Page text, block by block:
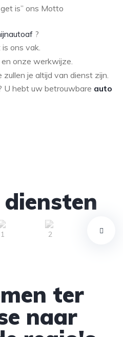
is” ons Motto
?
ons vak.
onze werkwijze.
je altijd van dienst zijn.
U hebt uw betrouwbare auto
ter
naar